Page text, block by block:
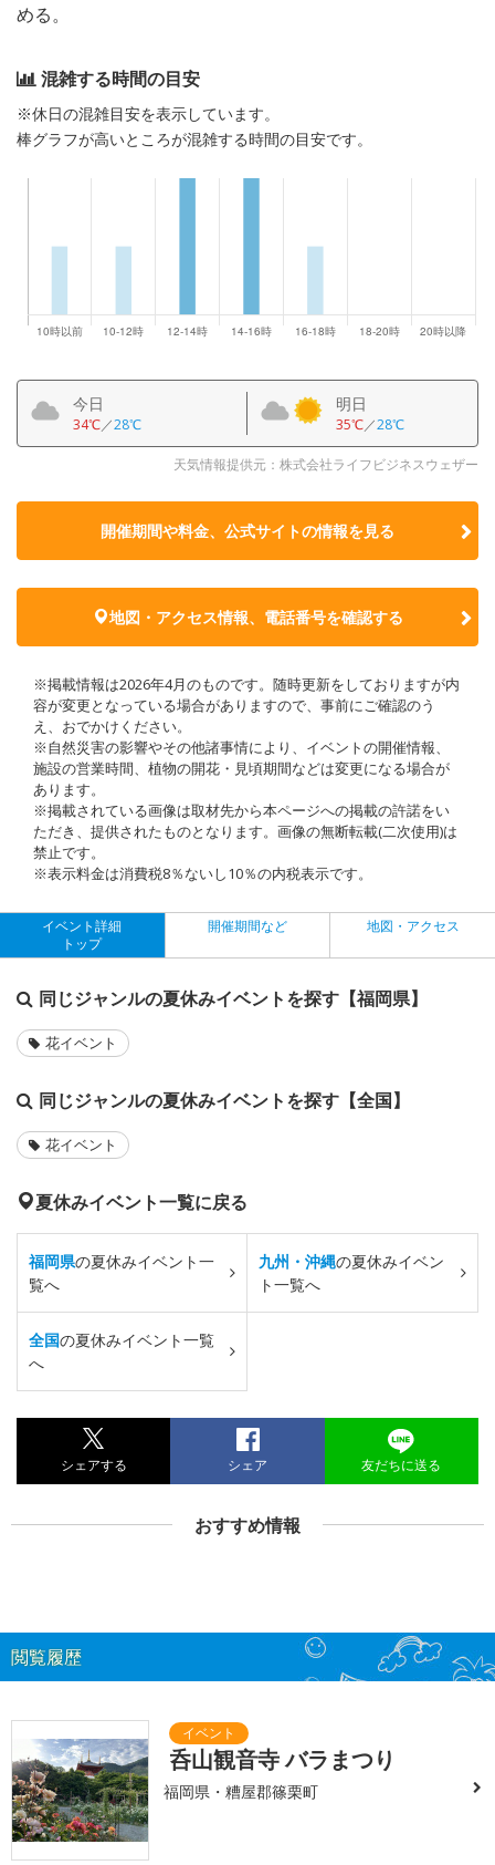
める。
混雑する時間の目安
※休日の混雑目安を表示しています。
棒グラフが高いところが混雑する時間の目安です。
今日
34℃／28℃
明日
35℃／28℃
天気情報提供元：株式会社ライフビジネスウェザー
開催期間や料金、公式サイトの情報を見る
地図・アクセス情報、電話番号を確認する
※掲載情報は2026年4月のものです。随時更新をしておりますが内
容が変更となっている場合がありますので、事前にご確認のう
え、おでかけください。
※自然災害の影響やその他諸事情により、イベントの開催情報、
施設の営業時間、植物の開花・見頃期間などは変更になる場合が
あります。
※掲載されている画像は取材先から本ページへの掲載の許諾をい
ただき、提供されたものとなります。画像の無断転載(二次使用)は
禁止です。
※表示料金は消費税8％ないし10％の内税表示です。
イベント詳細
トップ
開催期間など 地図・アクセス
同じジャンルの夏休みイベントを探す【福岡県】
花イベント
同じジャンルの夏休みイベントを探す【全国】
花イベント
夏休みイベント一覧に戻る
福岡県の夏休みイベント一
覧へ
九州・沖縄の夏休みイベン
ト一覧へ
全国の夏休みイベント一覧
へ
シェアする シェア 友だちに送る
おすすめ情報
閲覧履歴
呑山観音寺 バラまつり
福岡県・糟屋郡篠栗町